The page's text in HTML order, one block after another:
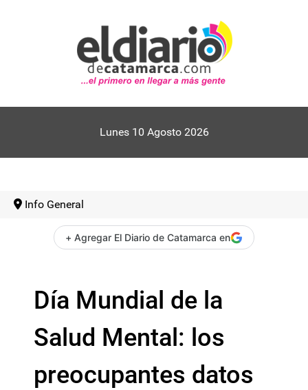
Lunes 10 Agosto 2026
Info General
+ Agregar El Diario de Catamarca en
Día Mundial de la
Salud Mental: los
preocupantes datos